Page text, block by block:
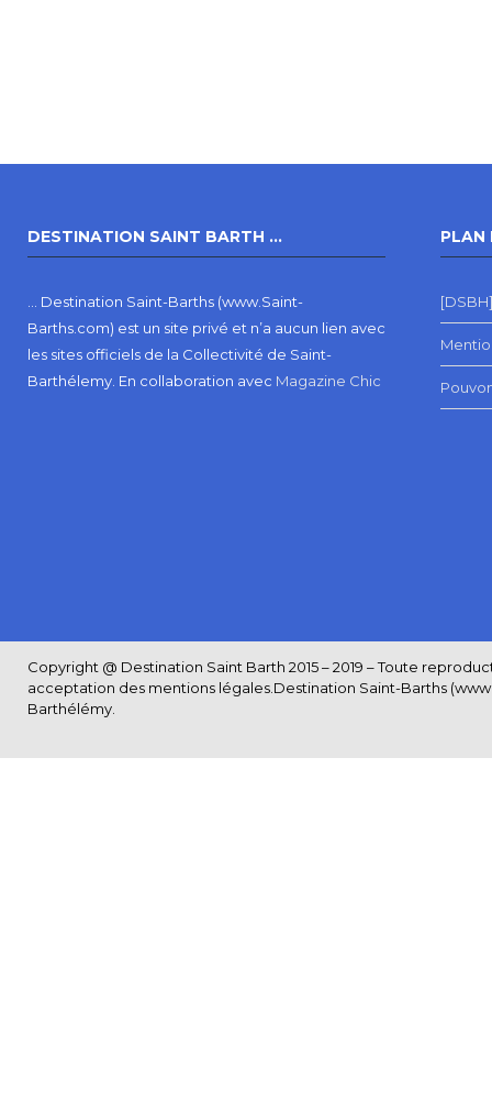
DESTINATION SAINT BARTH …
… Destination Saint-Barths (www.Saint-
Barths.com) est un site privé et n’a aucun lien avec
les sites officiels de la Collectivité de Saint-
Barthélemy. En collaboration avec Magazine Chic
PLAN
Copyright @ Destination Saint Barth 2015 – 2019 – Toute
acceptation des mentions légales.Destination Saint-Barths
Barthélémy.